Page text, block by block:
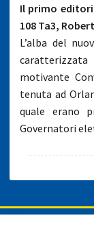
Il primo
108 Ta3,
L’alba del
motivante
tenuta ad
quale erano
Governatori